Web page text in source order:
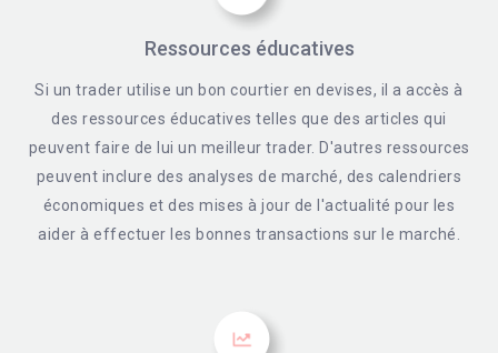
Ressources éducatives
Si un trader utilise un bon courtier en devises, il a accès à
des ressources éducatives telles que des articles qui
peuvent faire de lui un meilleur trader. D'autres ressources
peuvent inclure des analyses de marché, des calendriers
économiques et des mises à jour de l'actualité pour les
aider à effectuer les bonnes transactions sur le marché.